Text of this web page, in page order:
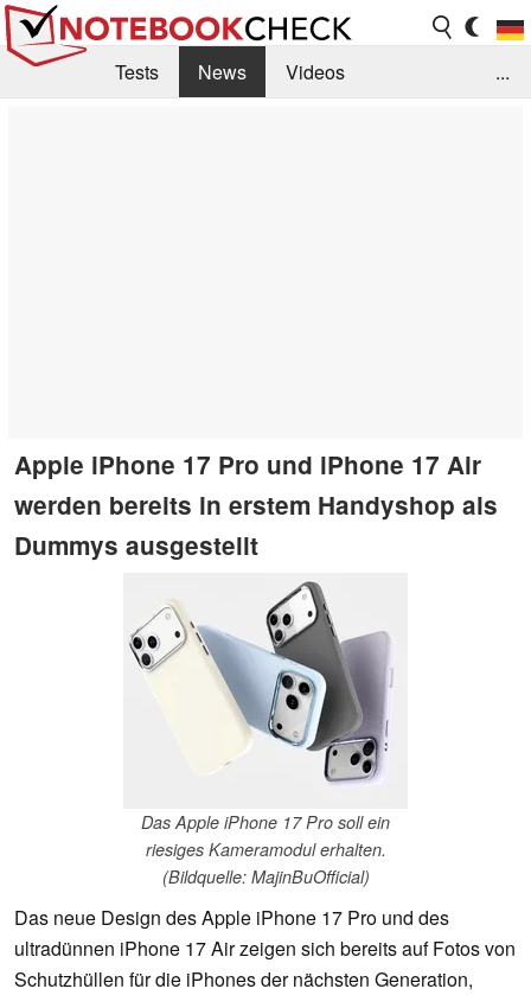
Tests News
Videos
...
Apple iPhone 17 Pro und iPhone 17 Air
werden bereits in erstem Handyshop als
Dummys ausgestellt
Das Apple iPhone 17 Pro soll ein
riesiges Kameramodul erhalten.
(Bildquelle: MajinBuOfficial)
Das neue Design des Apple iPhone 17 Pro und des
ultradünnen iPhone 17 Air zeigen sich bereits auf Fotos von
Schutzhüllen für die iPhones der nächsten Generation,